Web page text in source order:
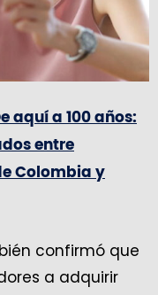
aquí a 100 años:
entre
Colombia y
confirmó que
a adquirir